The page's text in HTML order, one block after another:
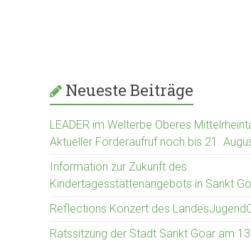
Neueste Beiträge
LEADER im Welterbe Oberes
Aktueller Förderaufruf noch bis 21.
Information zur Zukunft des
Kindertagesstättenangebots in Sankt
Reflections Konzert des
Ratssitzung der Stadt Sankt Goar am